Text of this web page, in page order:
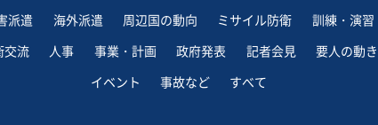
派遣 海外派遣 周辺国の動向 ミサイル防衛
訓練・演習
交流
人事 事業・計画 政府発表 記者会見
要人の動き
イベント
事故など すべて